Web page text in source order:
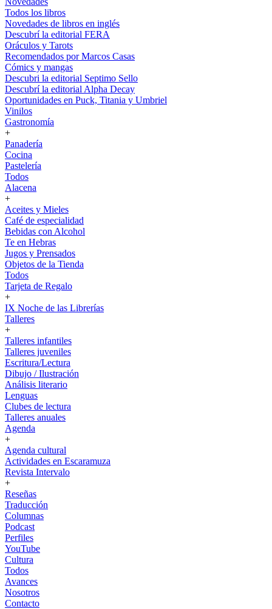
Todos los libros
Novedades de libros en inglés
Descubrí la editorial FERA
Oráculos y Tarots
Recomendados por Marcos Casas
Cómics y mangas
Descubri la editorial Septimo Sello
Descubrí la editorial Alpha Decay
Oportunidades en Puck, Titania y Umbriel
Vinilos
Gastronomía
+
Panadería
Cocina
Pastelería
Todos
Alacena
+
Aceites y Mieles
Café de especialidad
Bebidas con Alcohol
Te en Hebras
Jugos y Prensados
Objetos de la Tienda
Todos
Tarjeta de Regalo
+
IX Noche de las Librerías
Talleres
+
Talleres infantiles
Talleres juveniles
Escritura/Lectura
Dibujo / Ilustración
Análisis literario
Lenguas
Clubes de lectura
Talleres anuales
Agenda
+
Agenda cultural
Actividades en Escaramuza
Revista Intervalo
+
Reseñas
Traducción
Columnas
Podcast
Perfiles
YouTube
Cultura
Todos
Avances
Nosotros
Contacto